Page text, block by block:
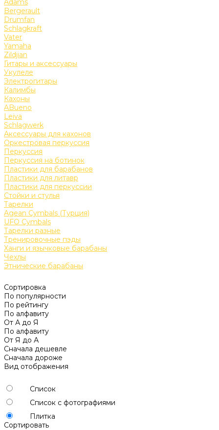
Bergerault
Drumfan
Schlagkraft
Vater
Yamaha
Zildjian
Гитары и аксессуары
Укулеле
Электрогитары
Калимбы
Кахоны
ABueno
Leiva
Schlagwerk
Аксессуары для кахонов
Оркестровая перкуссия
Перкуссия
Перкуссия на ботинок
Пластики для барабанов
Пластики для литавр
Пластики для перкуссии
Стойки и стулья
Тарелки
Agean Cymbals (Турция)
UFO Cymbals
Тарелки разные
Тренировочные пэды
Ханги и язычковые барабаны
Чехлы
Этнические барабаны
Сортировка
По популярности
По рейтингу
По алфавиту
От А до Я
По алфавиту
От Я до А
Сначала дешевле
Сначала дороже
Вид отображения
Список
Список с фотографиями
Плитка
Сортировать